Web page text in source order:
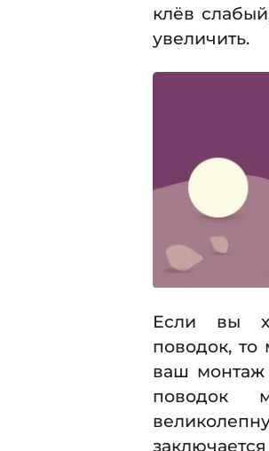
клёв
увеличить.
Если вы
поводок, то
ваш монтаж
поводок